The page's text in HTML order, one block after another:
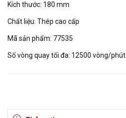
Kích thước: 180 mm
Chất liệu: Thép cao cấp
Mã sản phẩm: 77535
Số vòng quay tối đa: 12500 vòng/phút